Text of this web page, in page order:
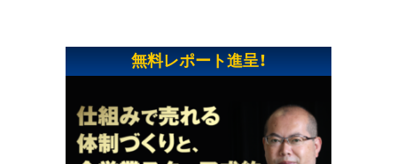
無料レポート進呈！